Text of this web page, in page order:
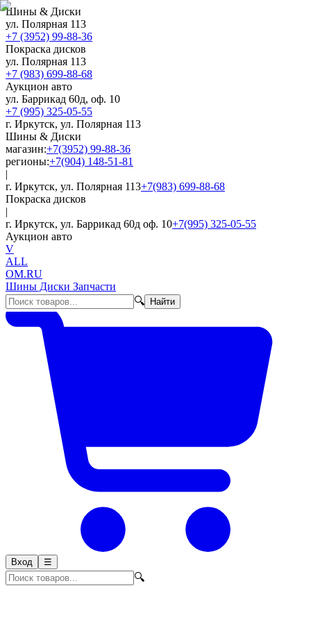
Шины & Диски
ул. Полярная 113
+7 (3952) 99-88-36
Покраска дисков
ул. Полярная 113
+7 (983) 699-88-68
Аукцион авто
ул. Баррикад 60д, оф. 10
+7 (995) 325-05-55
г. Иркутск, ул. Полярная 113
Шины & Диски
магазин:+7(3952) 99-88-36
регионы:+7(904) 148-51-81
|
г. Иркутск, ул. Полярная 113+7(983) 699-88-68
Покраска дисков
|
г. Иркутск, ул. Баррикад 60д оф. 10+7(995) 325-05-55
Аукцион авто
V
ALL
OM.RU
Шины Диски Запчасти
🔍
Найти
Вход ☰
🔍